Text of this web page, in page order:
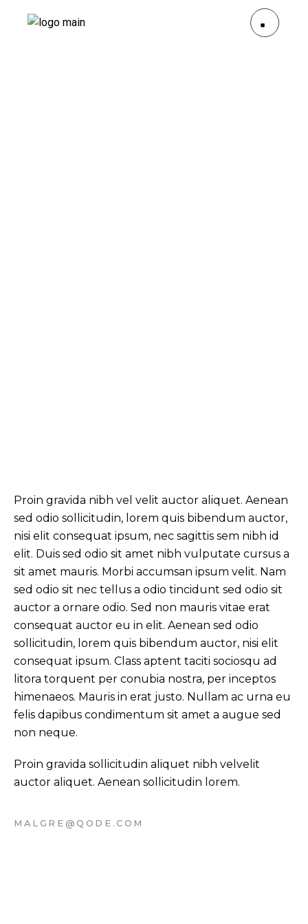
Proin gravida nibh vel velit auctor aliquet. Aenean
sed odio sollicitudin, lorem quis bibendum auctor,
nisi elit consequat ipsum, nec sagittis sem nibh id
elit. Duis sed odio sit amet nibh vulputate cursus a
sit amet mauris. Morbi accumsan ipsum velit. Nam
sed odio sit nec tellus a odio tincidunt sed odio sit
auctor a ornare odio. Sed non mauris vitae erat
consequat auctor eu in elit. Aenean sed odio
sollicitudin, lorem quis bibendum auctor, nisi elit
consequat ipsum. Class aptent taciti sociosqu ad
litora torquent per conubia nostra, per inceptos
himenaeos. Mauris in erat justo. Nullam ac urna eu
felis dapibus condimentum sit amet a augue sed
non neque.
Proin gravida sollicitudin aliquet nibh velvelit
auctor aliquet. Aenean sollicitudin lorem.
MALGRE@QODE.COM